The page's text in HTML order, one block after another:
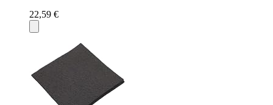
22,59 €